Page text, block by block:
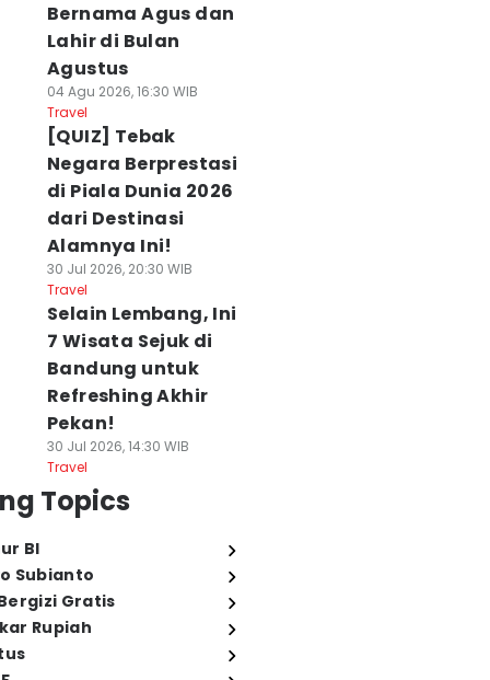
Bernama Agus dan
Lahir di Bulan
Agustus
04 Agu 2026, 16:30 WIB
Travel
[QUIZ] Tebak
Negara Berprestasi
di Piala Dunia 2026
dari Destinasi
Alamnya Ini!
30 Jul 2026, 20:30 WIB
Travel
Selain Lembang, Ini
7 Wisata Sejuk di
Bandung untuk
Refreshing Akhir
Pekan!
30 Jul 2026, 14:30 WIB
Travel
Topics
BI
Subianto
Gratis
Rupiah